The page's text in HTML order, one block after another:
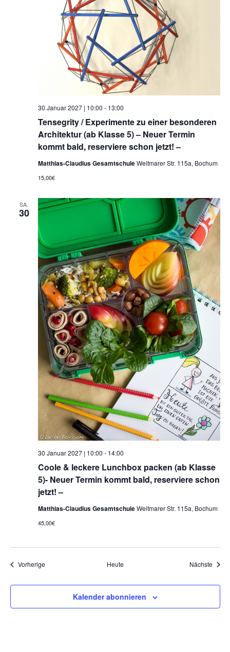
Tensegrity / Experimente zu einer besonderen
Architektur (ab Klasse 5) – Neuer Termin
kommt bald, reserviere schon jetzt! –
30 Januar 2027 | 10:00 - 13:00
Matthias-Claudius GesamtschuleWeitmarer Str. 115a, Bochum
15,00€
SA.
30
Coole & leckere Lunchbox packen (ab Klasse
5)- Neuer Termin kommt bald, reserviere schon
jetzt! –
30 Januar 2027 | 10:00 - 14:00
Matthias-Claudius GesamtschuleWeitmarer Str. 115a, Bochum
45,00€
VorherigeVeranstaltungen Heute Nächste
Kalender abonnieren